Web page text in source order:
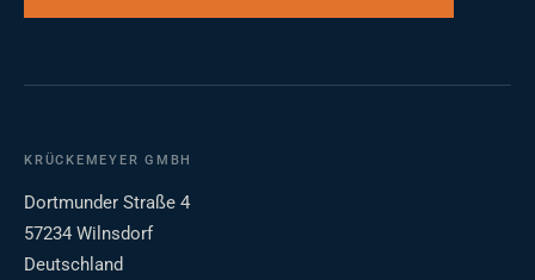
KRÜCKEMEYER GMBH
Dortmunder Straße 4
57234 Wilnsdorf
Deutschland